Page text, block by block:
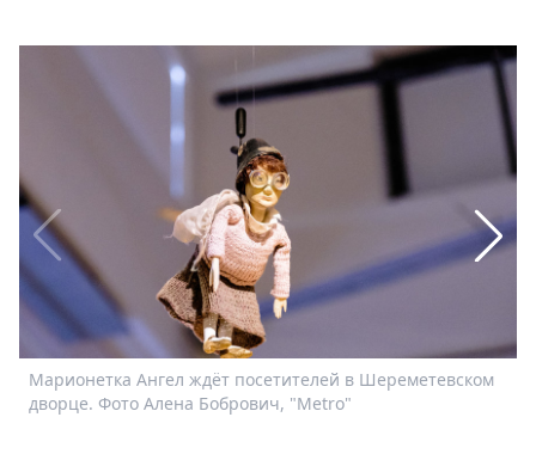
Пресс-
релизы
О
Metro
Спецпроекты
Звезды
Выборы
2026
Скачай
Metro
Марионетка Ангел ждёт посетителей в Шереметевском
дворце. Фото Алена Бобрович, "Metro"